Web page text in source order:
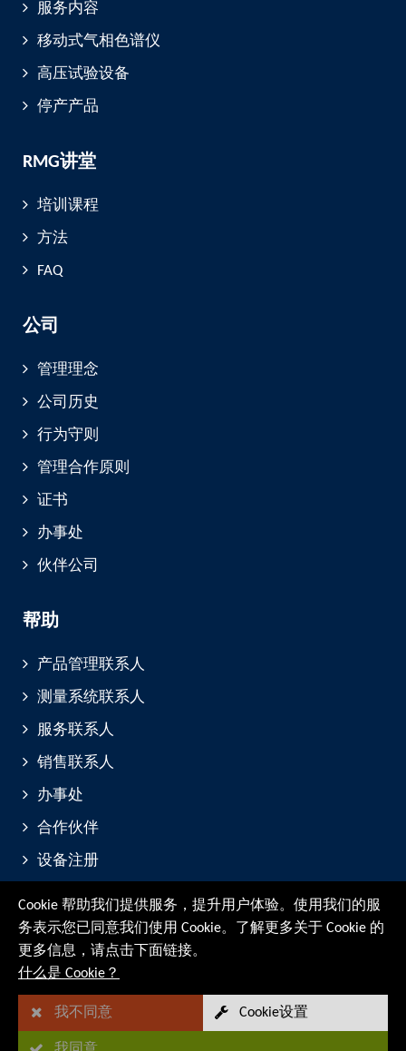
服务内容
移动式气相色谱仪
高压试验设备
停产产品
RMG讲堂
培训课程
方法
FAQ
公司
管理理念
公司历史
行为守则
管理合作原则
证书
办事处
伙伴公司
帮助
产品管理联系人
测量系统联系人
服务联系人
销售联系人
办事处
合作伙伴
设备注册
展会与活动
© RMG Messtechnik GmbH - 2026
Cookie 帮助我们提供服务，提升用户体验。使用我们的服
务表示您已同意我们使用 Cookie。了解更多关于 Cookie 的
更多信息，请点击下面链接。
什么是 Cookie？
我不同意 Cookie设置